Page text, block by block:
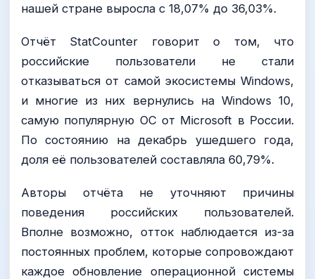
нашей стране выросла с 18,07% до 36,03%.
Отчёт StatCounter говорит о том, что
российские пользователи не стали
отказываться от самой экосистемы Windows,
и многие из них вернулись на Windows 10,
самую популярную ОС от Microsoft в России.
По состоянию на декабрь ушедшего года,
доля её пользователей составляла 60,79%.
Авторы отчёта не уточняют причины
поведения российских пользователей.
Вполне возможно, отток наблюдается из-за
постоянных проблем, которые сопровождают
каждое обновление операционной системы